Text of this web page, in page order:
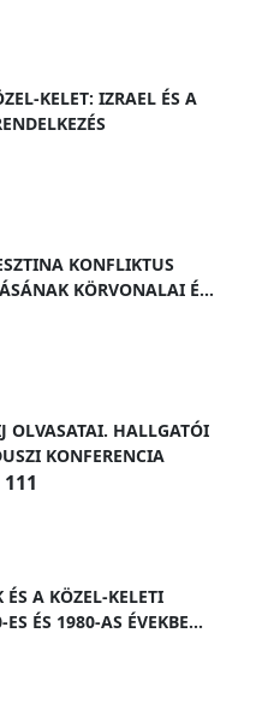
KELET: IZRAEL ÉS A
KONFLIKTUS
KÖRVONALAI ÉS
OLVASATAI. HALLGATÓI
KONFERENCIA
A KÖZEL-KELETI
ES ÉS 1980-AS ÉVEKBEN
FORRÁSOK